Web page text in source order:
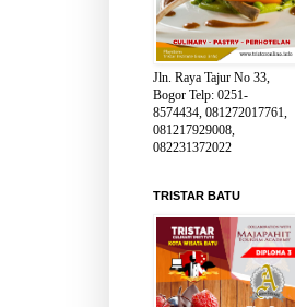
Jln. Raya Tajur No 33,
Bogor Telp: 0251-
8574434, 081272017761,
081217929008,
082231372022
TRISTAR BATU